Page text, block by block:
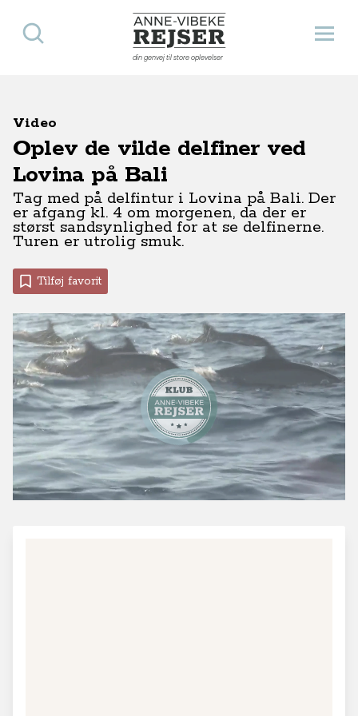
Anne-Vibeke Rejser
din genvej til store oplevelser
Åbn
Søg
Video
Oplev de vilde delfiner ved
Lovina på Bali
Tag med på delfintur i Lovina på Bali. Der
er afgang kl. 4 om morgenen, da der er
størst sandsynlighed for at se delfinerne.
Turen er utrolig smuk.
Tilføj favorit